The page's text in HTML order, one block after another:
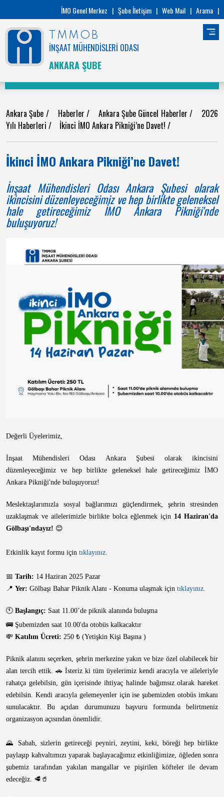
İMO Genel Merkez | Şube İletişim | Web Mail | Arama |
TMMOB
İNŞAAT MÜHENDİSLERİ ODASI
ANKARA ŞUBE
Ankara Şube / Haberler / Ankara Şube Güncel Haberler/ 2026
Yılı Haberleri / İkinci İMO Ankara Pikniği’ne Davet! /
İkinci İMO Ankara Pikniği’ne Davet!
İnşaat Mühendisleri Odası Ankara Şubesi olarak
ikincisini düzenleyeceğimiz ve hep birlikte geleneksel
hale getireceğimiz İMO Ankara Pikniği'nde
buluşuyoruz!
Değerli Üyelerimiz,
İnşaat Mühendisleri Odası Ankara Şubesi olarak ikincisini
düzenleyeceğimiz ve hep birlikte geleneksel hale getireceğimiz İMO
Ankara Pikniği'nde buluşuyoruz!
Meslektaşlarımızla sosyal bağlarımızı güçlendirmek, şehrin stresinden
uzaklaşmak ve ailelerimizle birlikte bolca eğlenmek için 14 Haziran'da
Gölbaşı'ndayız! 😊
Etkinlik kayıt formu için tıklayınız.
📅 Tarih: 14 Haziran 2025 Pazar
📍 Yer: Gölbaşı Bahar Piknik Alanı - Konuma ulaşmak için tıklayınız.
🕚 Başlangıç: Saat 11.00’de piknik alanında buluşma
🚌 Şubemizden saat 10.00'da otobüs kalkacaktır
💸 Katılım Ücreti: 250 ₺ (Yetişkin Kişi Başına )
Piknik alanını seçerken, şehrin merkezine yakın ve bize özel olabilecek bir
alan tercih ettik. 🚗 İsteriz ki tüm üyelerimiz kendi aracıyla ve aileleriyle
rahatça gelebilsin, gün içerisinde ihtiyaç halinde bağımsız olarak hareket
edebilsin. Kendi aracıyla gelemeyenler için ise şubemizden otobüs imkanı
sunulacaktır. Bu açıdan durumunuzu başvuru formunda belirtmeniz
organizasyon açısından önemlidir.
🌄 Sabah, sizlerin getireceği peyniri, zeytini, keki, böreği hep birlikte
paylaşıp kahvaltımızı yaparak başlayacağımız etkinliğimize, öğleden sonra
şubemiz tarafından yakılan mangallar ve pişirilen köfteler ile devam
edeceğiz. 🥩🥤